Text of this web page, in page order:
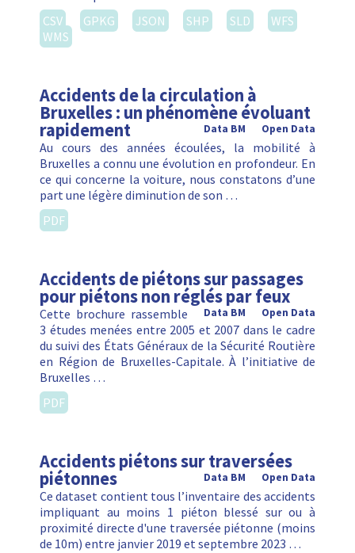
CSV
GPKG JSON SHP SLD
WFS
WMS
Accidents de la circulation à
Bruxelles : un phénomène évoluant
rapidement Open Data
Data BM
Au cours des années écoulées, la mobilité à
Bruxelles a connu une évolution en profondeur. En
ce qui concerne la voiture, nous constatons d’une
part une légère diminution de son …
PDF
Accidents de piétons sur passages
pour piétons non réglés par feux
Open Data
Data BM
Cette brochure rassemble
3 études menées entre 2005 et 2007 dans le cadre
du suivi des États Généraux de la Sécurité Routière
en Région de Bruxelles-Capitale. À l’initiative de
Bruxelles …
PDF
Accidents piétons sur traversées
piétonnes Open Data
Data BM
Ce dataset contient tous l’inventaire des accidents
impliquant au moins 1 piéton blessé sur ou à
proximité directe d'une traversée piétonne (moins
de 10m) entre janvier 2019 et septembre 2023 …